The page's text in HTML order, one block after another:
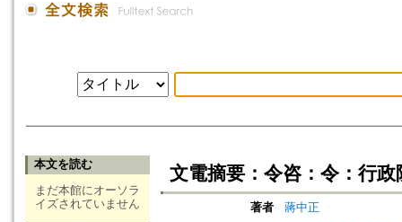
本文を読む
まだ本館にオーソラ
イズされていません
文電摘要：令咨：令：行政
著者
蔣中正